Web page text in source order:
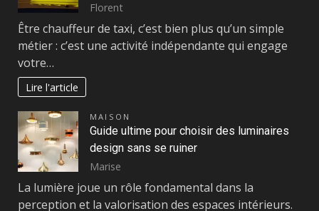
Florent
Être chauffeur de taxi, c’est bien plus qu’un simple
métier : c’est une activité indépendante qui engage
votre…
Lire l'article
MAISON
Guide ultime pour choisir des luminaires
design sans se ruiner
Marise
La lumière joue un rôle fondamental dans la
perception et la valorisation des espaces intérieurs.